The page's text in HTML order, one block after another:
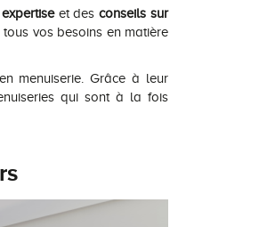
expertise et des conseils sur
vos besoins en matière
menuiserie. Grâce à leur
qui sont à la fois